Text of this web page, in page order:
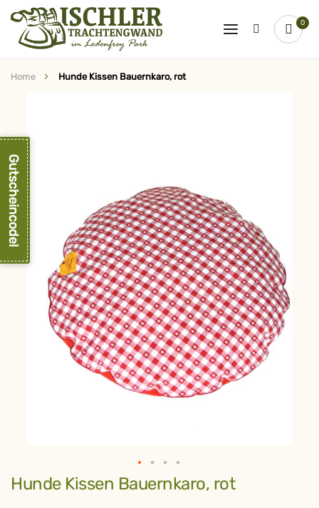
0
Home Hunde Kissen Bauernkaro, rot
springen
Zum
Anfang
Hunde Kissen Bauernkaro, rot
Gutscheincode!